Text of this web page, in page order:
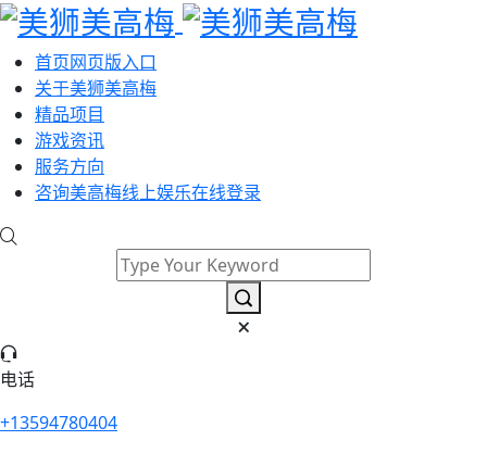
首页网页版入口
关于美狮美高梅
精品项目
游戏资讯
服务方向
咨询美高梅线上娱乐在线登录
电话
+13594780404